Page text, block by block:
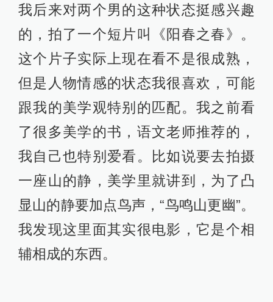
短片《阳春之春》
当然这个片子还是很幼稚，虽然在平
遥拿了一个最佳短片奖，那时还没有
平遥国际电影展，在摄影节里的一个
单元，贾樟柯的前妻朱炯办的，也是
一种渊源吧（笑）。我对这个片子念
念不忘，后来就想能不能把它发展成
一部长片，当然那个故事可能完全不
一样，但对人物的把握会是非常中国
的、东方的，确切来讲应该是岭南